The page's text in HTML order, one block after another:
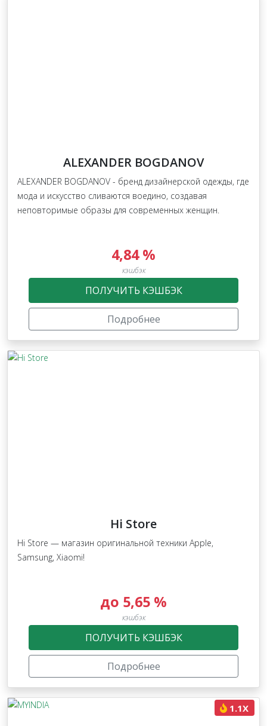
ALEXANDER BOGDANOV
ALEXANDER BOGDANOV - бренд дизайнерской одежды, где
мода и искусство сливаются воедино, создавая
неповторимые образы для современных женщин.
4,84 %
кэшбэк
ПОЛУЧИТЬ КЭШБЭК
Подробнее
Hi Store
Hi Store — магазин оригинальной техники Apple,
Samsung, Xiaomi!
до 5,65 %
кэшбэк
ПОЛУЧИТЬ КЭШБЭК
Подробнее
1.1X